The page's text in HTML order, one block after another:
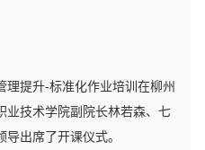
理提升-标准化作业培训在柳州
业技术学院副院长林若森、七
出席了开课仪式。